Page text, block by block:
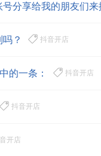
？ 抖音开店
的一条： 抖音开店
抖音开店
开店